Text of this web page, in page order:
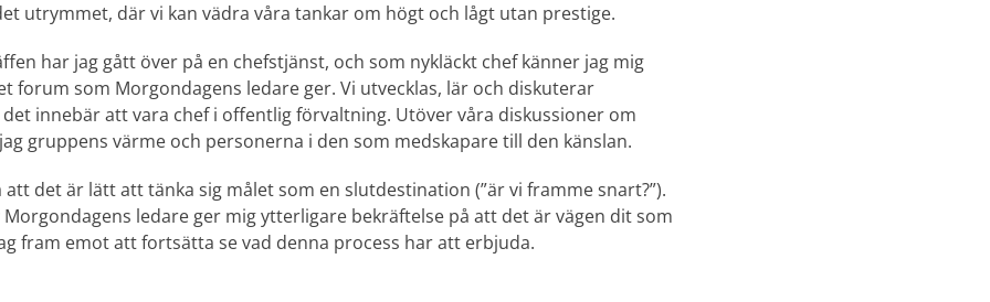
utrymmet, där vi kan vädra våra tankar om högt och lågt utan prestige.
har jag gått över på en chefstjänst, och som nykläckt chef känner jag mig
forum som Morgondagens ledare ger. Vi utvecklas, lär och diskuterar
innebär att vara chef i offentlig förvaltning. Utöver våra diskussioner om
gruppens värme och personerna i den som medskapare till den känslan.
att det är lätt att tänka sig målet som en slutdestination (”är vi framme snart?”).
Morgondagens ledare ger mig ytterligare bekräftelse på att det är vägen dit som
fram emot att fortsätta se vad denna process har att erbjuda.